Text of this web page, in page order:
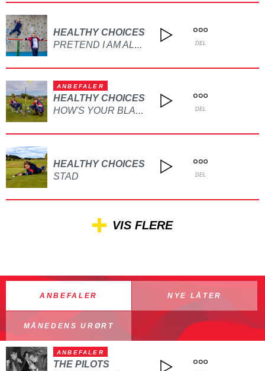
HEALTHY CHOICES
PRETEND I AM ALONE DEL
ANBEFALER
HEALTHY CHOICES
HOW'S YOUR BLACKOUT GOING? DEL
HEALTHY CHOICES
STAD
DEL
VIS FLERE
ANBEFALER NYE LÅTER
MÅNEDENS URØRT
ANBEFALER
THE PILOTS